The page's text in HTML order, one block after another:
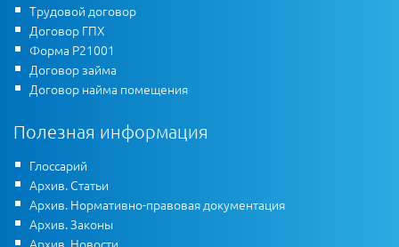
Трудовой договор
Договор ГПХ
Форма Р21001
Договор займа
Договор найма помещения
Полезная информация
Глоссарий
Архив. Статьи
Архив. Нормативно-правовая документация
Архив. Законы
Архив. Новости